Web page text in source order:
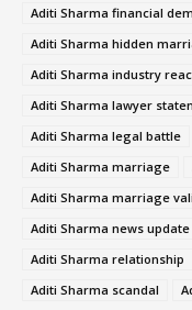
Aditi Sharma financial
Aditi Sharma hidden
Aditi Sharma industry
Aditi Sharma lawyer
Aditi Sharma legal battle
Aditi Sharma marriage
Aditi Sharma marriage
Aditi Sharma news update
Aditi Sharma relationship
Aditi Sharma scandal